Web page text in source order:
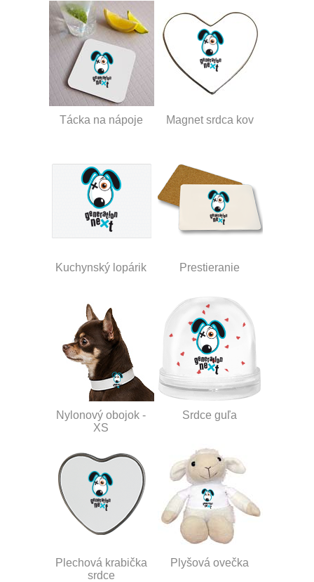
Tácka na nápoje Magnet srdca kov
Kuchynský lopárik Prestieranie
Nylonový obojok -
XS
Srdce guľa
Plechová krabička
srdce
Plyšová ovečka